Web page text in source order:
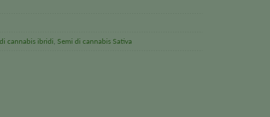
cannabis ibridi, Semi di cannabis Sativa